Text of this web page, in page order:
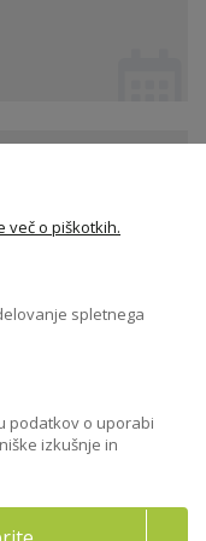
več o piškotkih.
spletnega
podatkov o uporabi
izkušnje in